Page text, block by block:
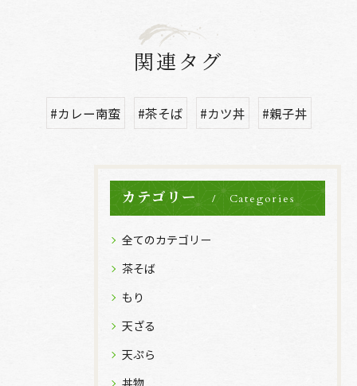
関連タグ
#カレー南蛮 #茶そば #カツ丼 #親子丼
カテゴリー Categories
全てのカテゴリー
茶そば
もり
天ざる
天ぷら
丼物